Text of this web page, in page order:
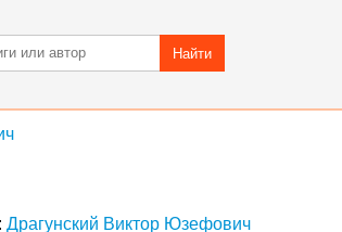
Найти
Драгунский Виктор Юзефович